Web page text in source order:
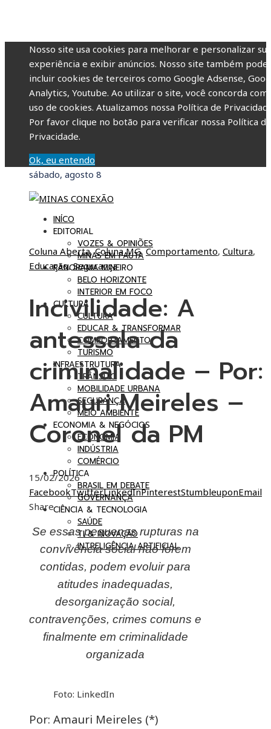
Nosso site usa cookies para melhorar e personalizar sua
experiência e exibir anúncios. Nosso site também pode
incluir cookies de terceiros como Google Adsense,
Analytics, Youtube. Ao utilizar o site, você concorda com
uso de cookies. Atualizamos nossa Política de
Por favor clique no botão para verificar nossa Política de
Privacidade.
Ok, eu entendo
sábado, agosto 8
INÍCO
EDITORIAL
VOZES & OPINIÕES
MINAS EM PAUTA
PANORAMA MINEIRO
BELO HORIZONTE
INTERIOR EM FOCO
CULTURA
CULTURA
EDUCAR & TRANSFORMAR
COMPORTAMENTO
TURISMO
INFRAESTRUTURA
TRÂNSITO
MOBILIDADE URBANA
SEGURANÇA
MEIO AMBIENTE
ECONOMIA & NEGÓCIOS
ECONOMIA
INDÚSTRIA
COMÉRCIO
POLÍTICA
BRASIL EM DEBATE
GOVERNANÇA
CIÊNCIA & TECNOLOGIA
SAÚDE
TI & INOVAÇÃO
INTRELIGÊNCIA ARTIFICIAL
Coluna Aberta,Coluna MG,Comportamento, Cultura,
Educação,Segurança
Incivilidade: A
antessala da
criminalidade – Por:
Amauri Meireles –
Coronel da PM
15/02/2026
FacebookTwitterLinkedInPinterestStumbleuponEmail
Share
Se essas pequenas rupturas na
convivência social não forem
contidas, podem evoluir para
atitudes inadequadas,
desorganização social,
contravenções, crimes comuns e
finalmente em criminalidade
organizada
Foto: LinkedIn
Por: Amauri Meireles (*)